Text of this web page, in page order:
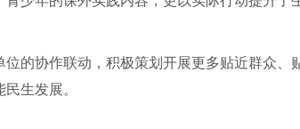
的协作联动，积极策划开展更多贴近群众、
生发展。